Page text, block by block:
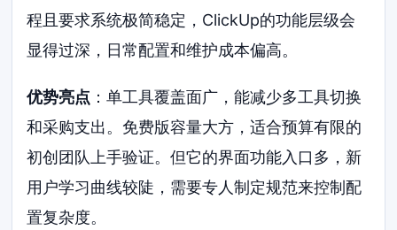
程且要求系统极简稳定，ClickUp的功能层级会
显得过深，日常配置和维护成本偏高。
优势亮点 ：单工具覆盖面广，能减少多工具切换
和采购支出。免费版容量大方，适合预算有限的
初创团队上手验证。但它的界面功能入口多，新
用户学习曲线较陡，需要专人制定规范来控制配
置复杂度。